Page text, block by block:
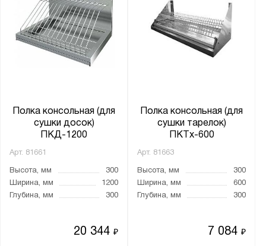
Полка консольная (для
сушки досок)
ПКД-1200
Арт. 81661
Высота, мм
300
Ширина, мм
1200
Глубина, мм
300
20 344₽
Полка консольная (для
сушки тарелок)
ПКТх-600
Арт. 81663
Высота, мм
300
Ширина, мм
600
Глубина, мм
300
7 084₽
Нержавеющая сталь AISI 430
Тип каркаса:
Профильная труба 25x25 мм
Показать